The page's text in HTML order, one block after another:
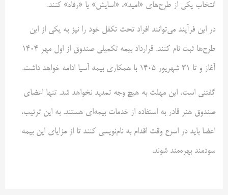
انتخاب یکی از طرح‌های «امید»، «اسایش» یا «رفاه» کنند.
در این فرآیند می‌توانند افراد تحت تکفل خود را نیز به یکی از این
طرح‌ها ثبت نام کنند. قرارداد بیمه تکمیلی صندوق از اول مهر ۱۴۰۴
آغاز و تا ۳۱ شهریور ۱۴۰۵ با همکاری بیمه آسیا ادامه خواهد داشت.
گفتنی است، این مهلت به هیچ وجه تمدید نخواهد شد. تنها اعضای
صندوق هنر قادر به استفاده از خدمات بیمه‌ای هستند. به این ترتیب،
اعضا باید در اسرع وقت اقدام به نام‌نویسی کنند تا از مزایای این بیمه
سودمند بهره‌مند شوند.